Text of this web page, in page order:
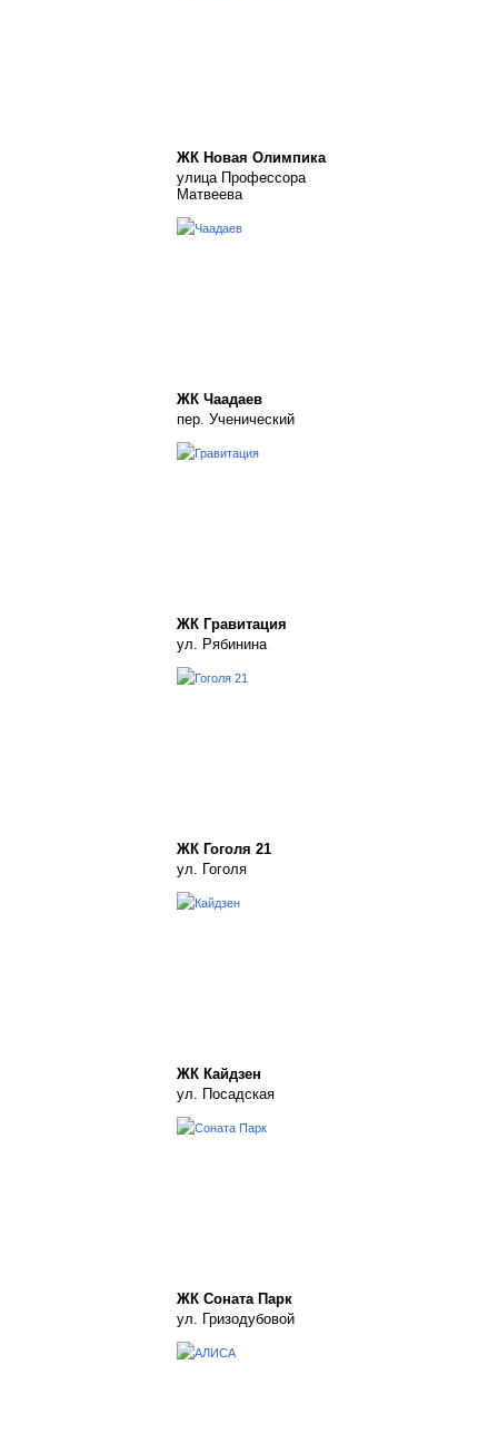
ЖК Новая Олимпика
улица Профессора
Матвеева
ЖК Чаадаев
пер. Ученический
ЖК Гравитация
ул. Рябинина
ЖК Гоголя 21
ул. Гоголя
ЖК Кайдзен
ул. Посадская
ЖК Соната Парк
ул. Гризодубовой